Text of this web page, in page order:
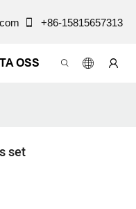
+86-15815657313
OSS
set